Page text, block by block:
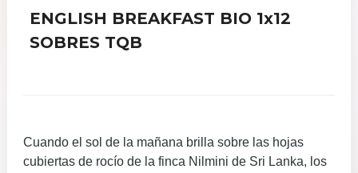
ENGLISH BREAKFAST BIO 1x12
SOBRES TQB
Cuando el sol de la mañana brilla sobre las hojas
cubiertas de rocío de la finca Nilmini de Sri Lanka, los